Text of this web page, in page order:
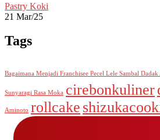
Pastry Koki
21 Mar/25
Tags
Bagaimana Menjadi Franchisee Pecel Lele Sambal
Sunyaragi Rasa Moka cirebonkuliner
Aminoto rollcake